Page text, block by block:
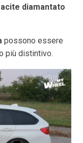
diamantato
possono essere
più distintivo.